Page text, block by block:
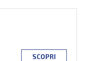
SCOPRI